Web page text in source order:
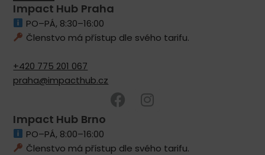
Impact Hub Praha
PO–PÁ, 8:30–16:00
Členstvo má přístup dle svého tarifu.
+420 775 201 067
praha@impacthub.cz
Impact Hub Brno
PO–PÁ, 8:00–16:00
Členstvo má přístup dle svého tarifu.